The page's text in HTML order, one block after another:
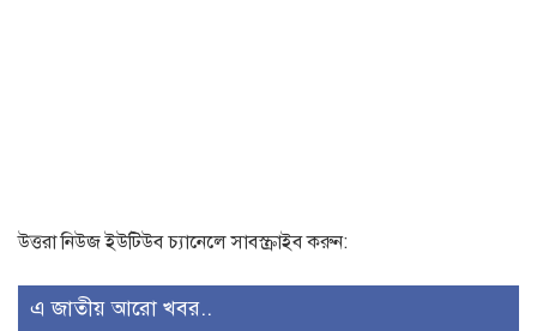
উত্তরা নিউজ ইউটিউব চ্যানেলে সাবস্ক্রাইব করুন:
এ জাতীয় আরো খবর..